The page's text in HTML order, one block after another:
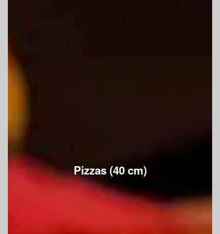
Pizzas (40 cm)